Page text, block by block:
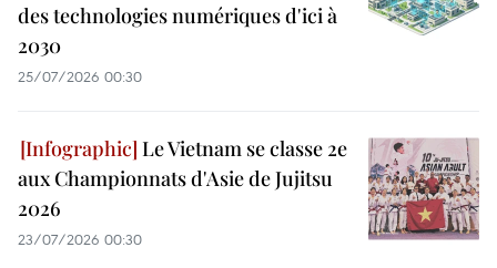
des technologies numériques d'ici à
2030
25/07/2026 00:30
Le Vietnam se classe 2e
aux Championnats d'Asie de Jujitsu
2026
23/07/2026 00:30